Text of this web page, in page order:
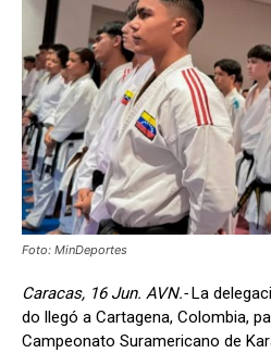
Foto: MinDeportes
Caracas, 16 Jun. AVN.-La
do llegó a Cartagena, Colombia,
Campeonato Suramericano de